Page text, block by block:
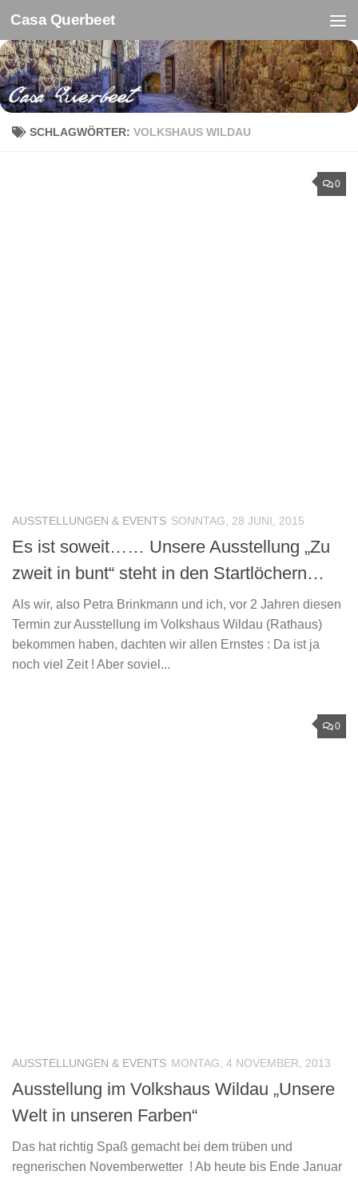
Zum Inhalt springen
Casa Querbeet
SCHLAGWÖRTER: VOLKSHAUS WILDAU
0
AUSSTELLUNGEN & EVENTS SONNTAG, 28 JUNI, 2015
Es ist soweit…… Unsere Ausstellung „Zu
zweit in bunt“ steht in den Startlöchern…
Als wir, also Petra Brinkmann und ich, vor 2 Jahren diesen
Termin zur Ausstellung im Volkshaus Wildau (Rathaus)
bekommen haben, dachten wir allen Ernstes : Da ist ja
noch viel Zeit ! Aber soviel...
0
AUSSTELLUNGEN & EVENTS MONTAG, 4 NOVEMBER, 2013
Ausstellung im Volkshaus Wildau „Unsere
Welt in unseren Farben“
Das hat richtig Spaß gemacht bei dem trüben und
regnerischen Novemberwetter ! Ab heute bis Ende Januar